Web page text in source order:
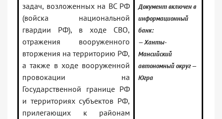
задач, возложенных на ВС РФ
(войска национальной
гвардии РФ), в ходе СВО,
отражения вооруженного
вторжения на территорию РФ,
а также в ходе вооруженной
провокации на
Государственной границе РФ
и территориях субъектов РФ,
прилегающих к районам
Документ включен в
информационный
банк:
— Ханты-
Мансийский
автономный округ —
Югра